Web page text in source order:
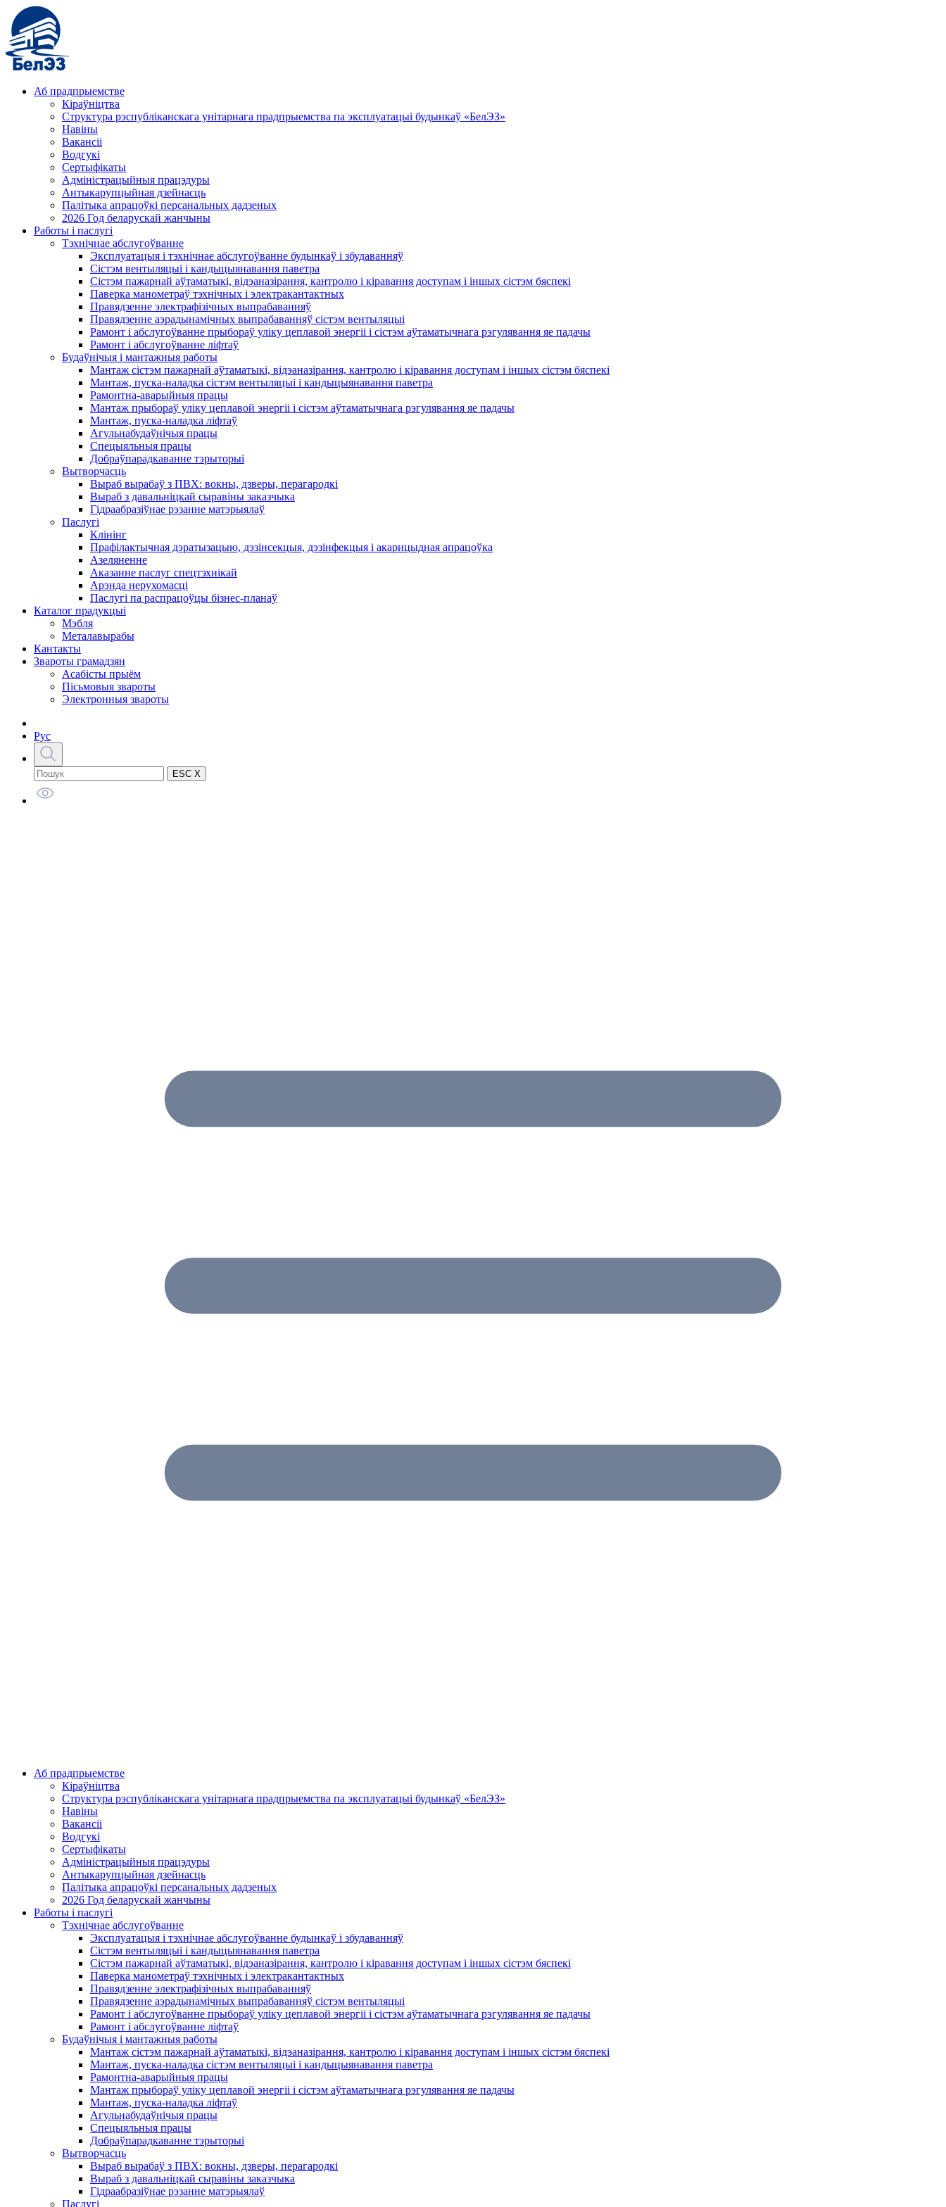
Аб прадпрыемстве
Кіраўніцтва
Структура рэспубліканскага унітарнага прадпрыемства па эксплуатацыі будынкаў «БелЭЗ»
Навіны
Вакансіі
Водгукі
Сертыфікаты
Адміністрацыйныя працэдуры
Антыкарупцыйная дзейнасць
Палітыка апрацоўкі персанальных дадзеных
2026 Год беларускай жанчыны
Работы і паслугі
Тэхнічнае абслугоўванне
Эксплуатацыя і тэхнічнае абслугоўванне будынкаў і збудаванняў
Сістэм вентыляцыі і кандыцыянавання паветра
Сістэм пажарнай аўтаматыкі, відэаназірання, кантролю і кіравання доступам і іншых сістэм бяспекі
Паверка манометраў тэхнічных і электракантактных
Правядзенне электрафізічных выпрабаванняў
Правядзенне аэрадынамічных выпрабаванняў сістэм вентыляцыі
Рамонт і абслугоўванне прыбораў уліку цеплавой энергіі і сістэм аўтаматычнага рэгулявання яе падачы
Рамонт і абслугоўванне ліфтаў
Будаўнічыя і мантажныя работы
Мантаж сістэм пажарнай аўтаматыкі, відэаназірання, кантролю і кіравання доступам і іншых сістэм бяспекі
Мантаж, пуска-наладка сістэм вентыляцыі і кандыцыянавання паветра
Рамонтна-аварыйныя працы
Мантаж прыбораў уліку цеплавой энергіі і сістэм аўтаматычнага рэгулявання яе падачы
Мантаж, пуска-наладка ліфтаў
Агульнабудаўнічыя працы
Спецыяльныя працы
Добраўпарадкаванне тэрыторыі
Вытворчасць
Выраб вырабаў з ПВХ: вокны, дзверы, перагародкі
Выраб з давальніцкай сыравіны заказчыка
Гідраабразіўнае рэзанне матэрыялаў
Паслугі
Клінінг
Прафілактычная дэратызацыю, дэзiнсекцыя, дэзінфекцыя і акарицыдная апрацоўка
Азеляненне
Аказанне паслуг спецтэхнікай
Арэнда нерухомасці
Паслугі па распрацоўцы бізнес-планаў
Каталог прадукцыі
Мэбля
Металавырабы
Кантакты
Звароты грамадзян
Асабісты прыём
Пісьмовыя звароты
Электронныя звароты
Рус
ESC X
Аб прадпрыемстве
Кіраўніцтва
Структура рэспубліканскага унітарнага прадпрыемства па эксплуатацыі будынкаў «БелЭЗ»
Навіны
Вакансіі
Водгукі
Сертыфікаты
Адміністрацыйныя працэдуры
Антыкарупцыйная дзейнасць
Палітыка апрацоўкі персанальных дадзеных
2026 Год беларускай жанчыны
Работы і паслугі
Тэхнічнае абслугоўванне
Эксплуатацыя і тэхнічнае абслугоўванне будынкаў і збудаванняў
Сістэм вентыляцыі і кандыцыянавання паветра
Сістэм пажарнай аўтаматыкі, відэаназірання, кантролю і кіравання доступам і іншых сістэм бяспекі
Паверка манометраў тэхнічных і электракантактных
Правядзенне электрафізічных выпрабаванняў
Правядзенне аэрадынамічных выпрабаванняў сістэм вентыляцыі
Рамонт і абслугоўванне прыбораў уліку цеплавой энергіі і сістэм аўтаматычнага рэгулявання яе падачы
Рамонт і абслугоўванне ліфтаў
Будаўнічыя і мантажныя работы
Мантаж сістэм пажарнай аўтаматыкі, відэаназірання, кантролю і кіравання доступам і іншых сістэм бяспекі
Мантаж, пуска-наладка сістэм вентыляцыі і кандыцыянавання паветра
Рамонтна-аварыйныя працы
Мантаж прыбораў уліку цеплавой энергіі і сістэм аўтаматычнага рэгулявання яе падачы
Мантаж, пуска-наладка ліфтаў
Агульнабудаўнічыя працы
Спецыяльныя працы
Добраўпарадкаванне тэрыторыі
Вытворчасць
Выраб вырабаў з ПВХ: вокны, дзверы, перагародкі
Выраб з давальніцкай сыравіны заказчыка
Гідраабразіўнае рэзанне матэрыялаў
Паслугі